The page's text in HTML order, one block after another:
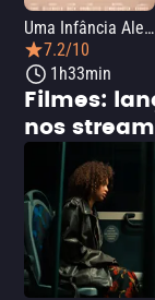
Uma Infância Alemã
7.2/10
1h33min
Filmes:
nos